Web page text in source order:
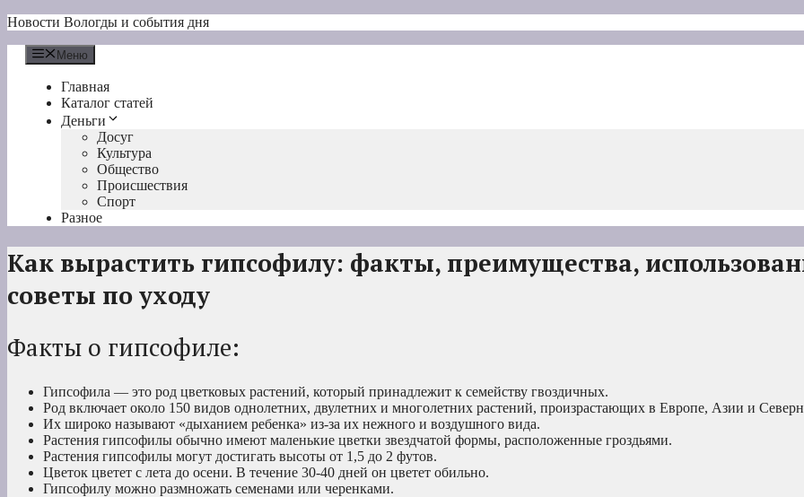
Перейти
содержимому
Новости Вологды и события дня
Меню
Главная
Каталог статей
Деньги
Досуг
Культура
Общество
Происшествия
Спорт
Разное
Как вырастить гипсофилу: факты, преимущества,
советы по уходу
Факты о гипсофиле:
Гипсофила — это род цветковых растений, который принадлежит к семейству гвоздичных.
Род включает около 150 видов однолетних, двулетних и многолетних растений, произрастающих в Европе, Азии и
Их широко называют «дыханием ребенка» из-за их нежного и воздушного вида.
Растения гипсофилы обычно имеют маленькие цветки звездчатой формы, расположенные гроздьями.
Растения гипсофилы могут достигать высоты от 1,5 до 2 футов.
Цветок цветет с лета до осени. В течение 30-40 дней он цветет обильно.
Гипсофилу можно размножать семенами или черенками.